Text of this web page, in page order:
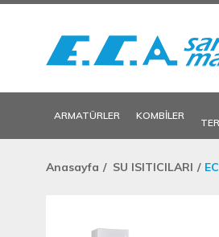
ARMATÜRLER KOMBİLER
Anasayfa SU ISITICILARI